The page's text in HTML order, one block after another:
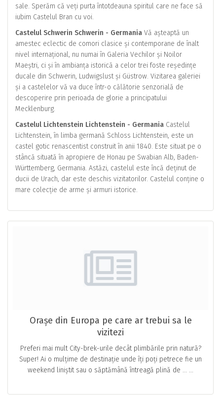
sale. Sperăm că veți purta întotdeauna spiritul care ne face să
iubim Castelul Bran cu voi.
Castelul Schwerin Schwerin - Germania Vă așteaptă un
amestec eclectic de comori clasice și contemporane de înalt
nivel internațional, nu numai în Galeria Vechilor și Noilor
Maeștri, ci și în ambianța istorică a celor trei foste reședințe
ducale din Schwerin, Ludwigslust și Güstrow. Vizitarea galeriei
și a castelelor vă va duce într-o călătorie senzorială de
descoperire prin perioada de glorie a principatului
Mecklenburg.
Castelul Lichtenstein Lichtenstein - Germania Castelul
Lichtenstein, în limba germană Schloss Lichtenstein, este un
castel gotic renascentist construit în anii 1840. Este situat pe o
stâncă situată în apropiere de Honau pe Swabian Alb, Baden-
Württemberg, Germania. Astăzi, castelul este încă deținut de
ducii de Urach, dar este deschis vizitatorilor. Castelul conține o
mare colecție de arme și armuri istorice.
Orașe din Europa pe care ar trebui sa le
vizitezi
Preferi mai mult City-brek-urile decât plimbările prin natură?
Super! Ai o mulțime de destinație unde îți poți petrece fie un
weekend liniștit sau o săptămână întreagă plină de … ...